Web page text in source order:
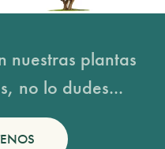
nuestras plantas
no lo dudes...